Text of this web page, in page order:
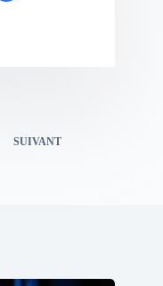
SUIVANT